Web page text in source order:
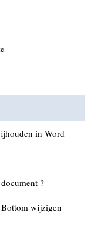
in Word
?
wijzigen